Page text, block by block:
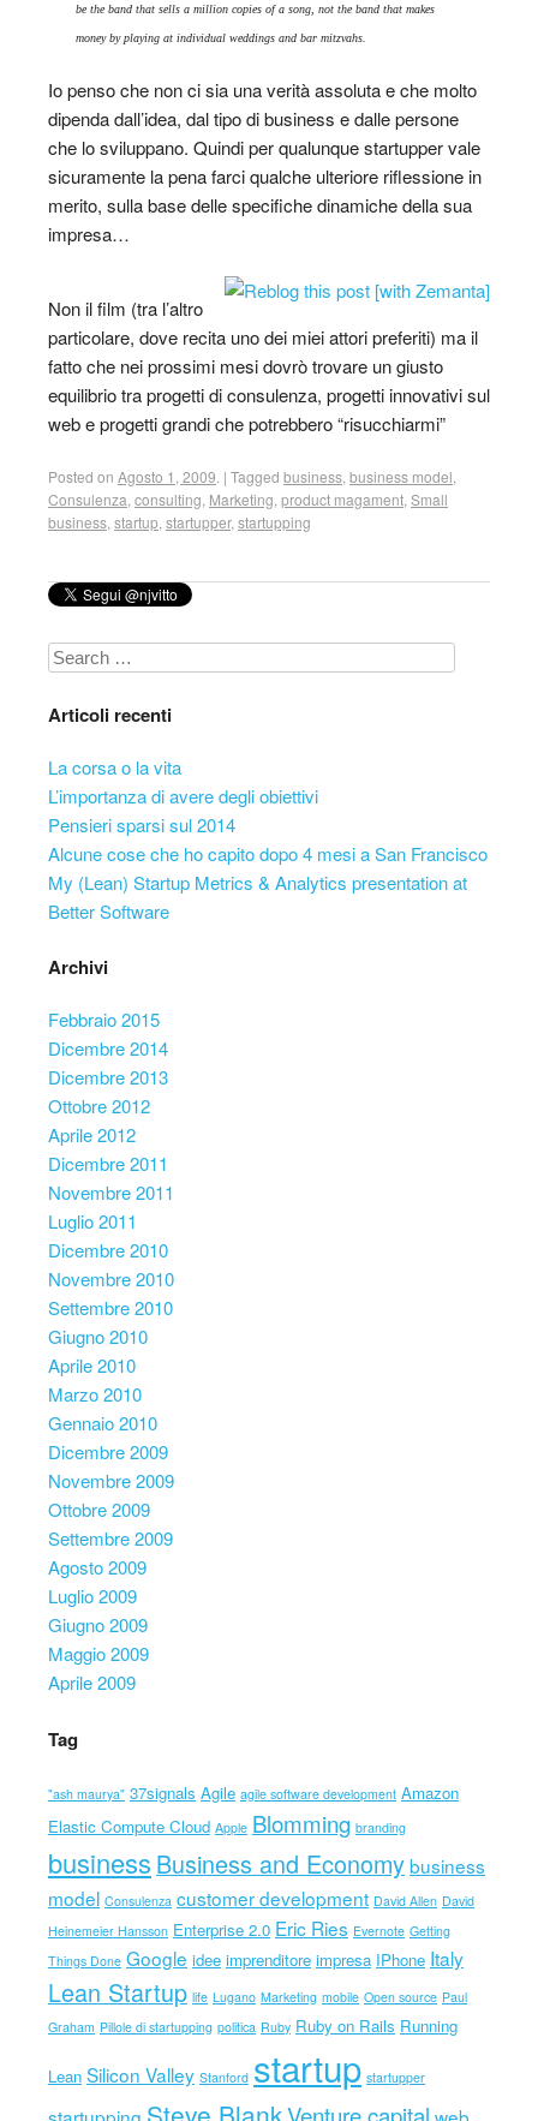
be the band that sells a million copies of a song, not the band that makes
money by playing at individual weddings and bar mitzvahs.
Io penso che non ci sia una verità assoluta e che molto
dipenda dall’idea, dal tipo di business e dalle persone
che lo sviluppano. Quindi per qualunque startupper vale
sicuramente la pena farci qualche ulteriore riflessione in
merito, sulla base delle specifiche dinamiche della sua
impresa…
Non il film (tra l’altro
particolare, dove recita uno dei miei attori preferiti) ma il
fatto che nei prossimi mesi dovrò trovare un giusto
equilibrio tra progetti di consulenza, progetti innovativi sul
web e progetti grandi che potrebbero “risucchiarmi”
Posted on Agosto 1, 2009 | Tagged business business model
Consulenza consulting Marketing product magament Small
business startup startupper, startupping
Search
Articoli recenti
La corsa o la vita
L’importanza di avere degli obiettivi
Pensieri sparsi sul 2014
Alcune cose che ho capito dopo 4 mesi a San Francisco
My (Lean) Startup Metrics & Analytics presentation at
Better Software
Archivi
Febbraio 2015
Dicembre 2014
Dicembre 2013
Ottobre 2012
Aprile 2012
Dicembre 2011
Novembre 2011
Luglio 2011
Dicembre 2010
Novembre 2010
Settembre 2010
Giugno 2010
Aprile 2010
Marzo 2010
Gennaio 2010
Dicembre 2009
Novembre 2009
Ottobre 2009
Settembre 2009
Agosto 2009
Luglio 2009
Giugno 2009
Maggio 2009
Aprile 2009
Tag
"ash maurya" 37signals Agile agile software development Amazon
Elastic Compute Cloud Apple Blomming branding
business Business and Economybusiness
model Consulenza customer development David Allen David
Heinemeier Hansson Enterprise 2.0 Eric Ries Evernote Getting
Things Done Google idee imprenditore impresa IPhone Italy
Lean Startup life Lugano Marketing mobile Open source Paul
Graham Pillole di startupping politica Ruby Ruby on Rails Running
Lean Silicon Valley Stanford startup startupper
startupping Steve BlankVenture capital web